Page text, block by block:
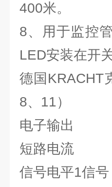
400米。
8、用于监控
LED安装在开
德国KRACHT
8、11）
电子输出
短路电
信号电平1